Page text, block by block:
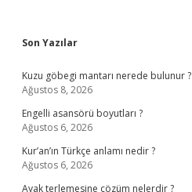
Sidebar
Son Yazılar
Kuzu göbegi mantarı nerede bulunur ?
Ağustos 8, 2026
Engelli asansörü boyutları ?
Ağustos 6, 2026
Kur’an’ın Türkçe anlamı nedir ?
Ağustos 6, 2026
Ayak terlemesine çözüm nelerdir ?